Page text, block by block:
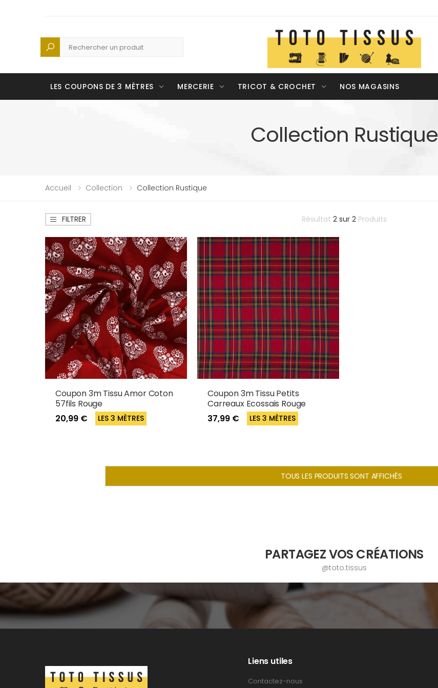
Recherche
LES COUPONS DE 3 MÈTRES MERCERIE TRICOT & CROCHET NOS MAGASINS
Collection Rustique
Accueil Collection Collection Rustique
FILTRER Résultat 2 sur 2 Produits
Coupon 3m Tissu Amor Coton
57fils Rouge
20,99 €
LES 3 MÈTRES
Coupon 3m Tissu Petits
Carreaux Ecossais Rouge
37,99 €
LES 3 MÈTRES
TOUS LES PRODUITS SONT AFFICHÉS
PARTAGEZ VOS CRÉATIONS
@toto.tissus
Liens utiles
Contactez-nous